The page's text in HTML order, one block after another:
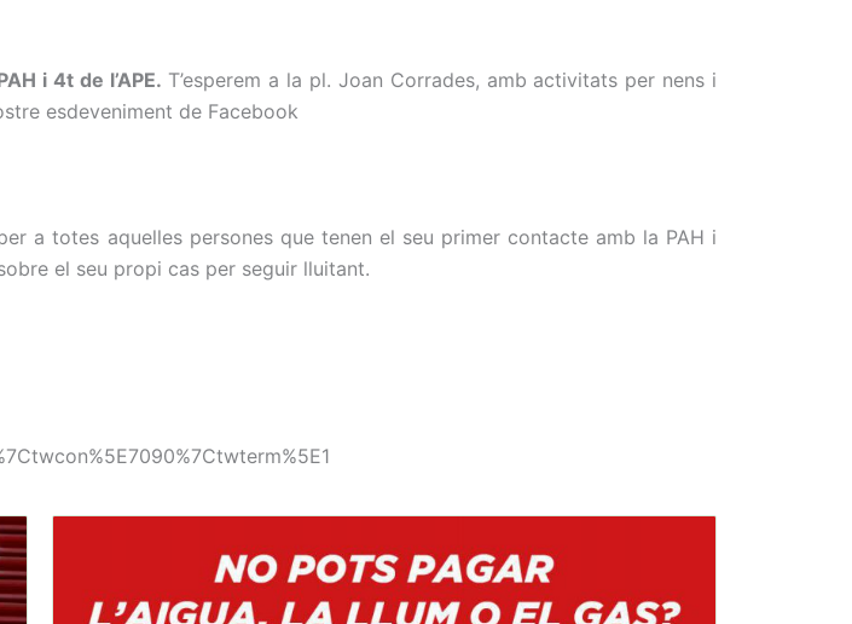
i 4t de l’APE. T’esperem a la pl. Joan Corrades, amb activitats per nens i
esdeveniment de Facebook
a totes aquelles persones que tenen el seu primer contacte amb la PAH i
el seu propi cas per seguir lluitant.